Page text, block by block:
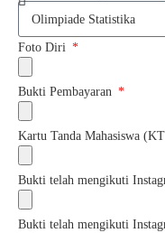
Foto Diri
Bukti Pembayaran
Kartu Tanda Mahasiswa
Bukti telah mengikuti
Bukti telah mengikuti